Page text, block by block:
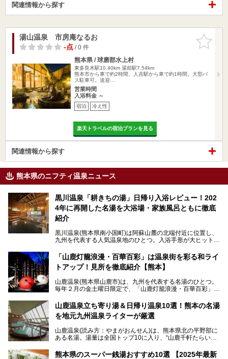
関連情報から探す
お気に入
りに追加
湯山温泉 市房庵なるお
-点/ 0 件
熊本県 / 球磨郡水上村
東多良木駅10.40km 湯前駅7.54km
熊本市から車で約2時間、人吉駅から車で約1時間。大型バ
ス駐車可。送迎…
営業時間
入浴料金 ～
宿泊 冷え性
楽天トラベルの宿泊プランを見る
関連情報から探す
熊本県のニフティ温泉ニュース
黒川温泉「耕きちの湯」日帰り入浴レビュー！202
4年に再開した名湯を大浴場・家族風呂ともに徹底
紹介
黒川温泉(熊本県南小国町)は阿蘇山麓の北端付近に位置し、
九州を代表する人気温泉地のひとつ。入浴手形が大ヒット
す。
中でも「耕きち(こうきち)の湯」は露天風呂を持たないもの
り一度廃業しましたが、2024年10月に営業再開。数多くの
温泉ファンに注目される名湯です。
今回は再開した耕きちの湯を訪問し、全浴室(男女別大浴
「山鹿灯籠浪漫・百華百彩」は温泉街を彩る和ライ
トアップ！見所を徹底紹介【熊本】
山鹿温泉(熊本県山鹿市)は、九州を代表する名湯のひとつ。
毎年２月の金土曜日限定で、「山鹿灯籠浪漫・百華百彩」
ます。和傘や竹、ろうそくなどを用いて、和情緒たっぷりの
ライトアップが無料で楽しめます。
日、の合計8日間開催。今回は地元九州在住の筆者が、その
見所を徹底紹介。併せて、その他イベントや立ち寄り湯も併
山鹿温泉立ち寄り湯＆日帰り温泉10選！熊本の名湯
を地元九州温泉ライターが厳選
山鹿温泉(読み方：やまがおんせん)は、熊本県北の平野部に
ある名湯。湯量は全国トップ10に入り、“山鹿千軒たらいな
泉質であり、お湯の良さにも定評があります。
熊本県のスーパー銭湯おすすめ10選 【2025年最新